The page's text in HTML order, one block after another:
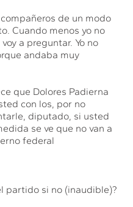
de un modo
Cuando menos yo no
a preguntar. Yo no
andaba muy
que Dolores Padierna
con los, por no
diputado, si usted
se ve que no van a
federal
partido si no (inaudible)?